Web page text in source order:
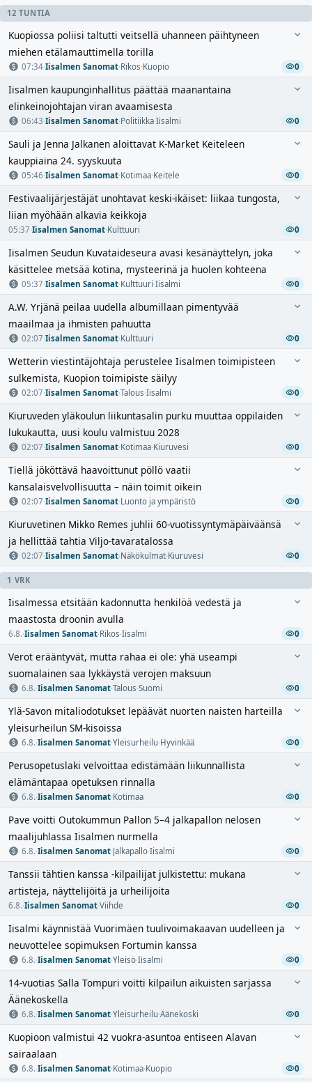
12 TUNTIA
Kuopiossa poliisi taltutti veitsellä uhanneen päihtyneen
miehen etälamauttimella torilla
07:34·Iisalmen Sanomat·Rikos·Kuopio 0
Iisalmen kaupunginhallitus päättää maanantaina
elinkeinojohtajan viran avaamisesta
06:43·Iisalmen Sanomat·Politiikka·Iisalmi 0
Sauli ja Jenna Jalkanen aloittavat K-Market Keiteleen
kauppiaina 24. syyskuuta
05:46·Iisalmen Sanomat·Kotimaa·Keitele 0
Festivaalijärjestäjät unohtavat keski-ikäiset: liikaa tungosta,
liian myöhään alkavia keikkoja
05:37·Iisalmen Sanomat·Kulttuuri 0
Iisalmen Seudun Kuvataideseura avasi kesänäyttelyn, joka
käsittelee metsää kotina, mysteerinä ja huolen kohteena
05:37·Iisalmen Sanomat·Kulttuuri·Iisalmi 0
A.W. Yrjänä peilaa uudella albumillaan pimentyvää
maailmaa ja ihmisten pahuutta
02:07·Iisalmen Sanomat·Kulttuuri 0
Wetterin viestintäjohtaja perustelee Iisalmen toimipisteen
sulkemista, Kuopion toimipiste säilyy
02:07·Iisalmen Sanomat·Talous·Iisalmi 0
Kiuruveden yläkoulun liikuntasalin purku muuttaa oppilaiden
lukukautta, uusi koulu valmistuu 2028
02:07·Iisalmen Sanomat·Kotimaa·Kiuruvesi 0
Tiellä jököttävä haavoittunut pöllö vaatii
kansalaisvelvollisuutta – näin toimit oikein
02:07·Iisalmen Sanomat·Luonto ja ympäristö 0
Kiuruvetinen Mikko Remes juhlii 60-vuotissyntymäpäiväänsä
ja hellittää tahtia Viljo-tavaratalossa
02:07·Iisalmen Sanomat·Näkökulmat·Kiuruvesi 0
1 VRK
Iisalmessa etsitään kadonnutta henkilöä vedestä ja
maastosta droonin avulla
6.8.·Iisalmen Sanomat·Rikos·Iisalmi 0
Verot erääntyvät, mutta rahaa ei ole: yhä useampi
suomalainen saa lykkäystä verojen maksuun
6.8.·Iisalmen Sanomat·Talous·Suomi 0
Ylä-Savon mitaliodotukset lepäävät nuorten naisten harteilla
yleisurheilun SM-kisoissa
6.8.·Iisalmen Sanomat·Yleisurheilu·Hyvinkää 0
Perusopetuslaki velvoittaa edistämään liikunnallista
elämäntapaa opetuksen rinnalla
6.8.·Iisalmen Sanomat·Kotimaa 0
Pave voitti Outokummun Pallon 5–4 jalkapallon nelosen
maalijuhlassa Iisalmen nurmella
6.8.·Iisalmen Sanomat·Jalkapallo·Iisalmi 0
Tanssii tähtien kanssa -kilpailijat julkistettu: mukana
artisteja, näyttelijöitä ja urheilijoita
6.8.·Iisalmen Sanomat·Viihde 0
Iisalmi käynnistää Vuorimäen tuulivoimakaavan uudelleen ja
neuvottelee sopimuksen Fortumin kanssa
6.8.·Iisalmen Sanomat·Yleisö·Iisalmi 0
14-vuotias Salla Tompuri voitti kilpailun aikuisten sarjassa
Äänekoskella
6.8.·Iisalmen Sanomat·Yleisurheilu·Äänekoski 0
Kuopioon valmistui 42 vuokra-asuntoa entiseen Alavan
sairaalaan
6.8.·Iisalmen Sanomat·Kotimaa·Kuopio 0